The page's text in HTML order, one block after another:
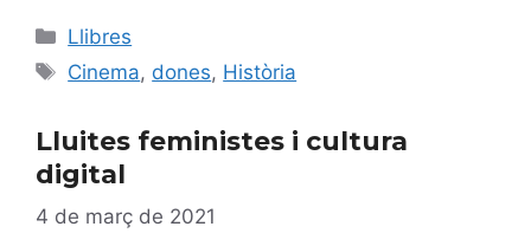
Categories
Llibres
Etiquetes
Cinema, dones, Història
Lluites feministes i cultura
digital
4 de març de 2021